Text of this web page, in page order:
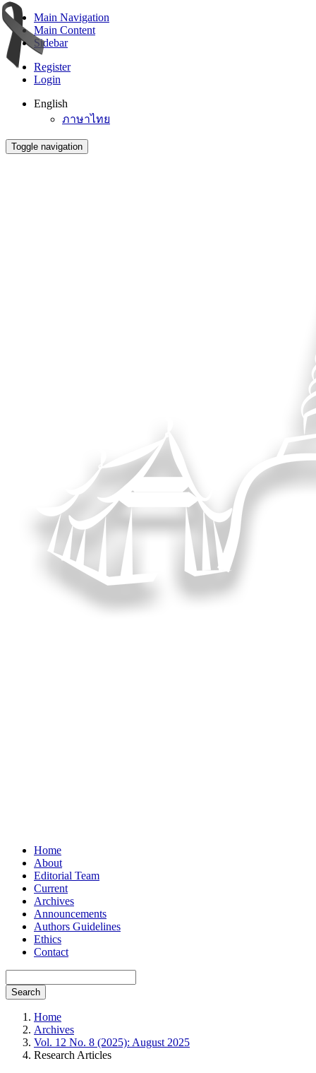
Main Navigation
Main Content
Sidebar
Register
Login
English
ภาษาไทย
Toggle navigation
Home
About
Editorial Team
Current
Archives
Announcements
Authors Guidelines
Ethics
Contact
Search
Home
Archives
Vol. 12 No. 8 (2025): August 2025
Research Articles